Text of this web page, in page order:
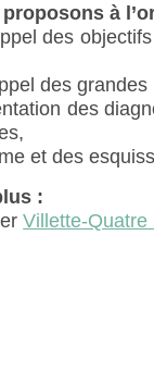
à
des
des grandes
des
et des
:
Villette-Quatre